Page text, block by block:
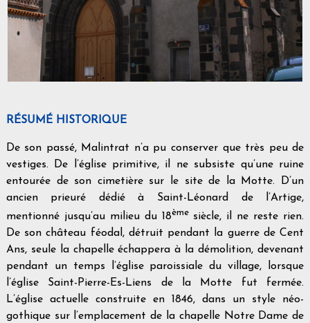
RÉSUMÉ HISTORIQUE
De son passé, Malintrat n’a pu conserver que très peu de
vestiges. De l’église primitive, il ne subsiste qu’une ruine
entourée de son cimetière sur le site de la Motte. D’un
ancien prieuré dédié à Saint-Léonard de l’Artige,
mentionné jusqu’au milieu du 18èmesiècle, il ne reste rien.
De son château féodal, détruit pendant la guerre de Cent
Ans, seule la chapelle échappera à la démolition, devenant
pendant un temps l’église paroissiale du village, lorsque
l’église Saint-Pierre-Es-Liens de la Motte fut fermée.
L’église actuelle construite en 1846, dans un style néo-
gothique sur l’emplacement de la chapelle Notre Dame de